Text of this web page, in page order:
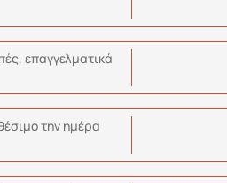
επαγγελματικά
την ημέρα